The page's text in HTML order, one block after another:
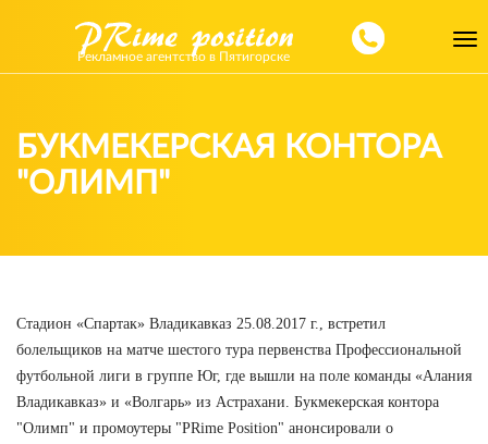
Рекламное агентство в Пятигорске
БУКМЕКЕРСКАЯ КОНТОРА
"ОЛИМП"
Стадион «Спартак» Владикавказ 25.08.2017 г., встретил
болельщиков на матче шестого тура первенства Профессиональной
футбольной лиги в группе Юг, где вышли на поле команды «Алания
Владикавказ» и «Волгарь» из Астрахани. Букмекерская контора
"Олимп" и промоутеры "PRime Position" анонсировали о